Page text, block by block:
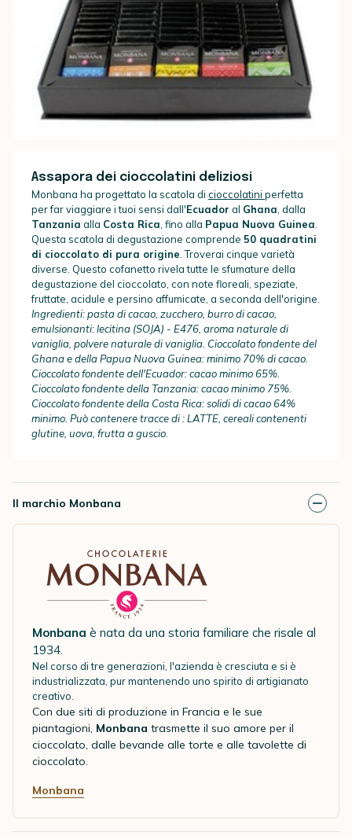
Assapora dei cioccolatini deliziosi
Monbana ha progettato la scatola di cioccolatini perfetta
per far viaggiare i tuoi sensi dall'Ecuador al Ghana, dalla
Tanzania alla Costa Rica, fino alla Papua Nuova Guinea.
Questa scatola di degustazione comprende 50 quadratini
di cioccolato di pura origine. Troverai cinque varietà
diverse. Questo cofanetto rivela tutte le sfumature della
degustazione del cioccolato, con note floreali, speziate,
fruttate, acidule e persino affumicate, a seconda dell'origine.
Ingredienti: pasta di cacao, zucchero, burro di cacao,
emulsionanti: lecitina (SOJA) - E476, aroma naturale di
vaniglia, polvere naturale di vaniglia. Cioccolato fondente del
Ghana e della Papua Nuova Guinea: minimo 70% di cacao.
Cioccolato fondente dell'Ecuador: cacao minimo 65%.
Cioccolato fondente della Tanzania: cacao minimo 75%.
Cioccolato fondente della Costa Rica: solidi di cacao 64%
minimo. Può contenere tracce di :LATTE, cereali contenenti
glutine, uova, frutta a guscio.
Il marchio Monbana
Monbana è nata da una storia familiare che risale al
1934.
Nel corso di tre generazioni, l'azienda è cresciuta e si è
industrializzata, pur mantenendo uno spirito di artigianato
creativo.
Con due siti di produzione in Francia e le sue
piantagioni, Monbana trasmette il suo amore per il
cioccolato, dalle bevande alle torte e alle tavolette di
cioccolato.
Monbana